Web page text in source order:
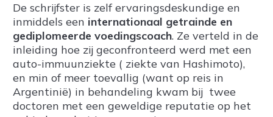
De schrijfster is zelf ervaringsdeskundige en
inmiddels een internationaal getrainde en
gediplomeerde voedingscoach. Ze verteld in de
inleiding hoe zij geconfronteerd werd met een
auto-immuunziekte ( ziekte van Hashimoto),
en min of meer toevallig (want op reis in
Argentinië) in behandeling kwam bij twee
doctoren met een geweldige reputatie op het